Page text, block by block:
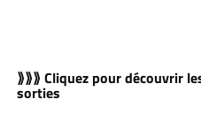
⟫⟫⟫ Cliquez pour découvrir
sorties